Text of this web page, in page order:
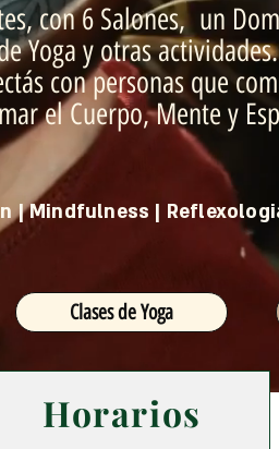
con 6 Salones, un
Yoga y otras
con personas que
el Cuerpo, Mente y
| Mindfulness |
Clases de Yoga
Horarios